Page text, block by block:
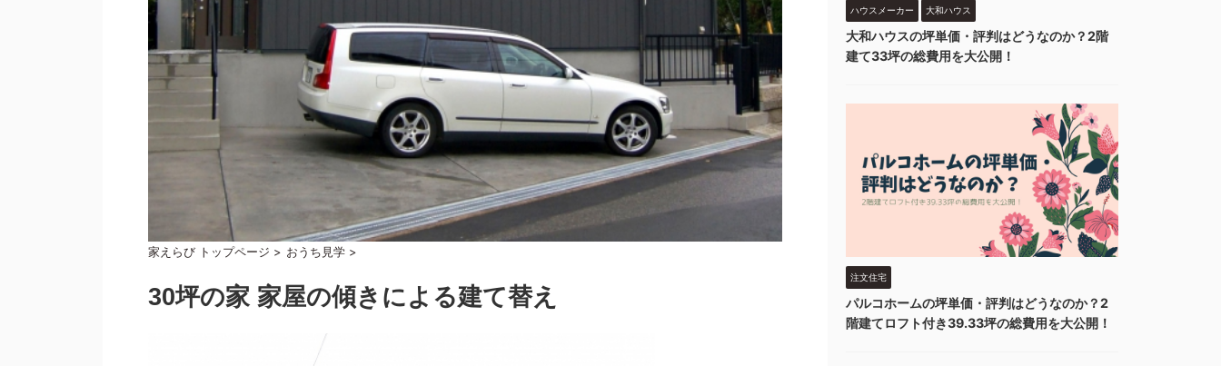
家えらび トップページ > おうち見学 >
30坪の家 家屋の傾きによる建て替え
ハウスメーカー 大和ハウス
大和ハウスの坪単価・評判はどうなのか？2階
建て33坪の総費用を大公開！
注文住宅
パルコホームの坪単価・評判はどうなのか？2
階建てロフト付き39.33坪の総費用を大公開！